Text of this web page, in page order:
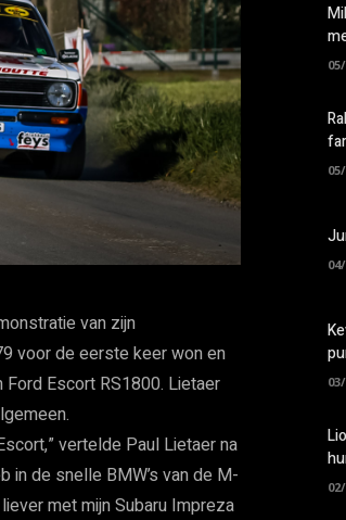
van zijn
voor de eerste keer won en
Escort RS1800. Lietaer
vertelde Paul Lietaer na
in de snelle BMW’s van de M-
met mijn Subaru Impreza